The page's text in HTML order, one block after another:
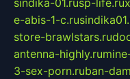
sindika-01.rusp-life.ru
e-abis-1-c.ru
store-brawlstars.ru
antenna-highly.ru
3-sex-porn.ruban-